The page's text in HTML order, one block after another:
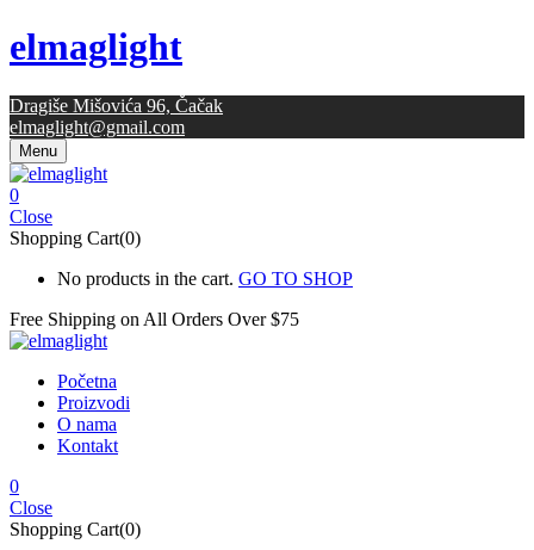
elmaglight
Dragiše Mišovića 96, Čačak
elmaglight@gmail.com
Menu
0
Close
Shopping Cart(0)
No products in the cart. GO TO SHOP
Free Shipping on All Orders Over $75
Početna
Proizvodi
O nama
Kontakt
0
Close
Shopping Cart(0)